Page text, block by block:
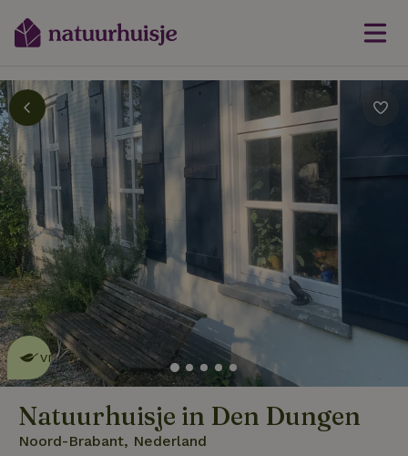
Dit natuurhuisje is eco-
vriendelijklees meer
Natuurhuisje in Den Dungen
Noord-Brabant, Nederland